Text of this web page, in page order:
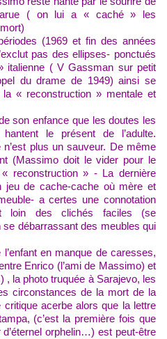
( on lui a « caché » les
(1969 et fin des années
pas des ellipses- ponctués
italienne ( V Gassman sur petit
du drame de 1949) ainsi se
« reconstruction » mentale et
son enfance que les doutes les
le présent de l’adulte.
plus un sauveur. De même
(Massimo doit le vider pour le
« reconstruction » - La dernière
jeu de cache-cache où mère et
a certes une connotation
loin des clichés faciles (se
débarrassant des meubles qui
en manque de caresses,
Enrico (l’ami de Massimo) et
la photo truquée à Sarajevo, les
circonstances de la mort de la
acerbe alors que la lettre
(c’est la première fois que
orphelin…) est peut-être